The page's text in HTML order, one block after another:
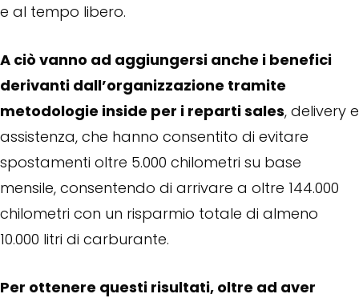
e al tempo libero.
A ciò vanno ad aggiungersi anche i benefici
derivanti dall’organizzazione tramite
metodologie inside per i reparti sales, delivery e
assistenza, che hanno consentito di evitare
spostamenti oltre 5.000 chilometri su base
mensile, consentendo di arrivare a oltre 144.000
chilometri con un risparmio totale di almeno
10.000 litri di carburante.
Per ottenere questi risultati, oltre ad aver